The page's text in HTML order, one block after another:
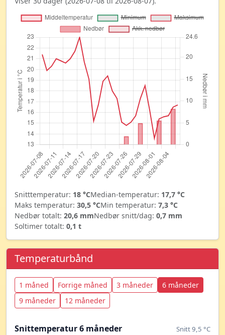
Snitttemperatur: 18 °CMedian-temperatur: 17,7 °C
Maks temperatur: 30,5 °CMin temperatur: 7,3 °C
Nedbør totalt: 20,6 mmNedbør snitt/dag: 0,7 mm
Soltimer totalt: 0,1 t
Temperaturbånd
1 måned Forrige måned 3 måneder
6 måneder
9 måneder
12 måneder
Snittemperatur 6 måneder Snitt 9,5 °C